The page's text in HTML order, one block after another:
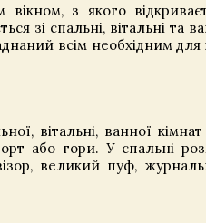
з якого
зі спальні, вітальні та
всім необхідним
вітальні, ванної
або гори. У спальні
великий пуф,